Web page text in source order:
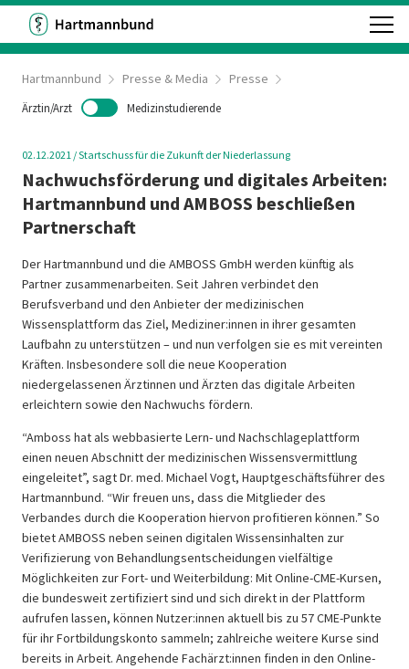
Hartmannbund Presse & Media Presse
Ärztin/Arzt Medizinstudierende
02.12.2021 /Startschuss für die Zukunft der Niederlassung
Nachwuchsförderung und digitales Arbeiten:
Hartmannbund und AMBOSS beschließen
Partnerschaft
Der Hartmannbund und die AMBOSS GmbH werden künftig als
Partner zusammenarbeiten. Seit Jahren verbindet den
Berufsverband und den Anbieter der medizinischen
Wissensplattform das Ziel, Mediziner:innen in ihrer gesamten
Laufbahn zu unterstützen – und nun verfolgen sie es mit vereinten
Kräften. Insbesondere soll die neue Kooperation
niedergelassenen Ärztinnen und Ärzten das digitale Arbeiten
erleichtern sowie den Nachwuchs fördern.
“Amboss hat als webbasierte Lern- und Nachschlageplattform
einen neuen Abschnitt der medizinischen Wissensvermittlung
eingeleitet”, sagt Dr. med. Michael Vogt, Hauptgeschäftsführer des
Hartmannbund. “Wir freuen uns, dass die Mitglieder des
Verbandes durch die Kooperation hiervon profitieren können.” So
bietet AMBOSS neben seinen digitalen Wissensinhalten zur
Verifizierung von Behandlungsentscheidungen vielfältige
Möglichkeiten zur Fort- und Weiterbildung: Mit Online-CME-Kursen,
die bundesweit zertifiziert sind und sich direkt in der Plattform
aufrufen lassen, können Nutzer:innen aktuell bis zu 57 CME-Punkte
für ihr Fortbildungskonto sammeln; zahlreiche weitere Kurse sind
bereits in Arbeit. Angehende Fachärzt:innen finden in den Online-